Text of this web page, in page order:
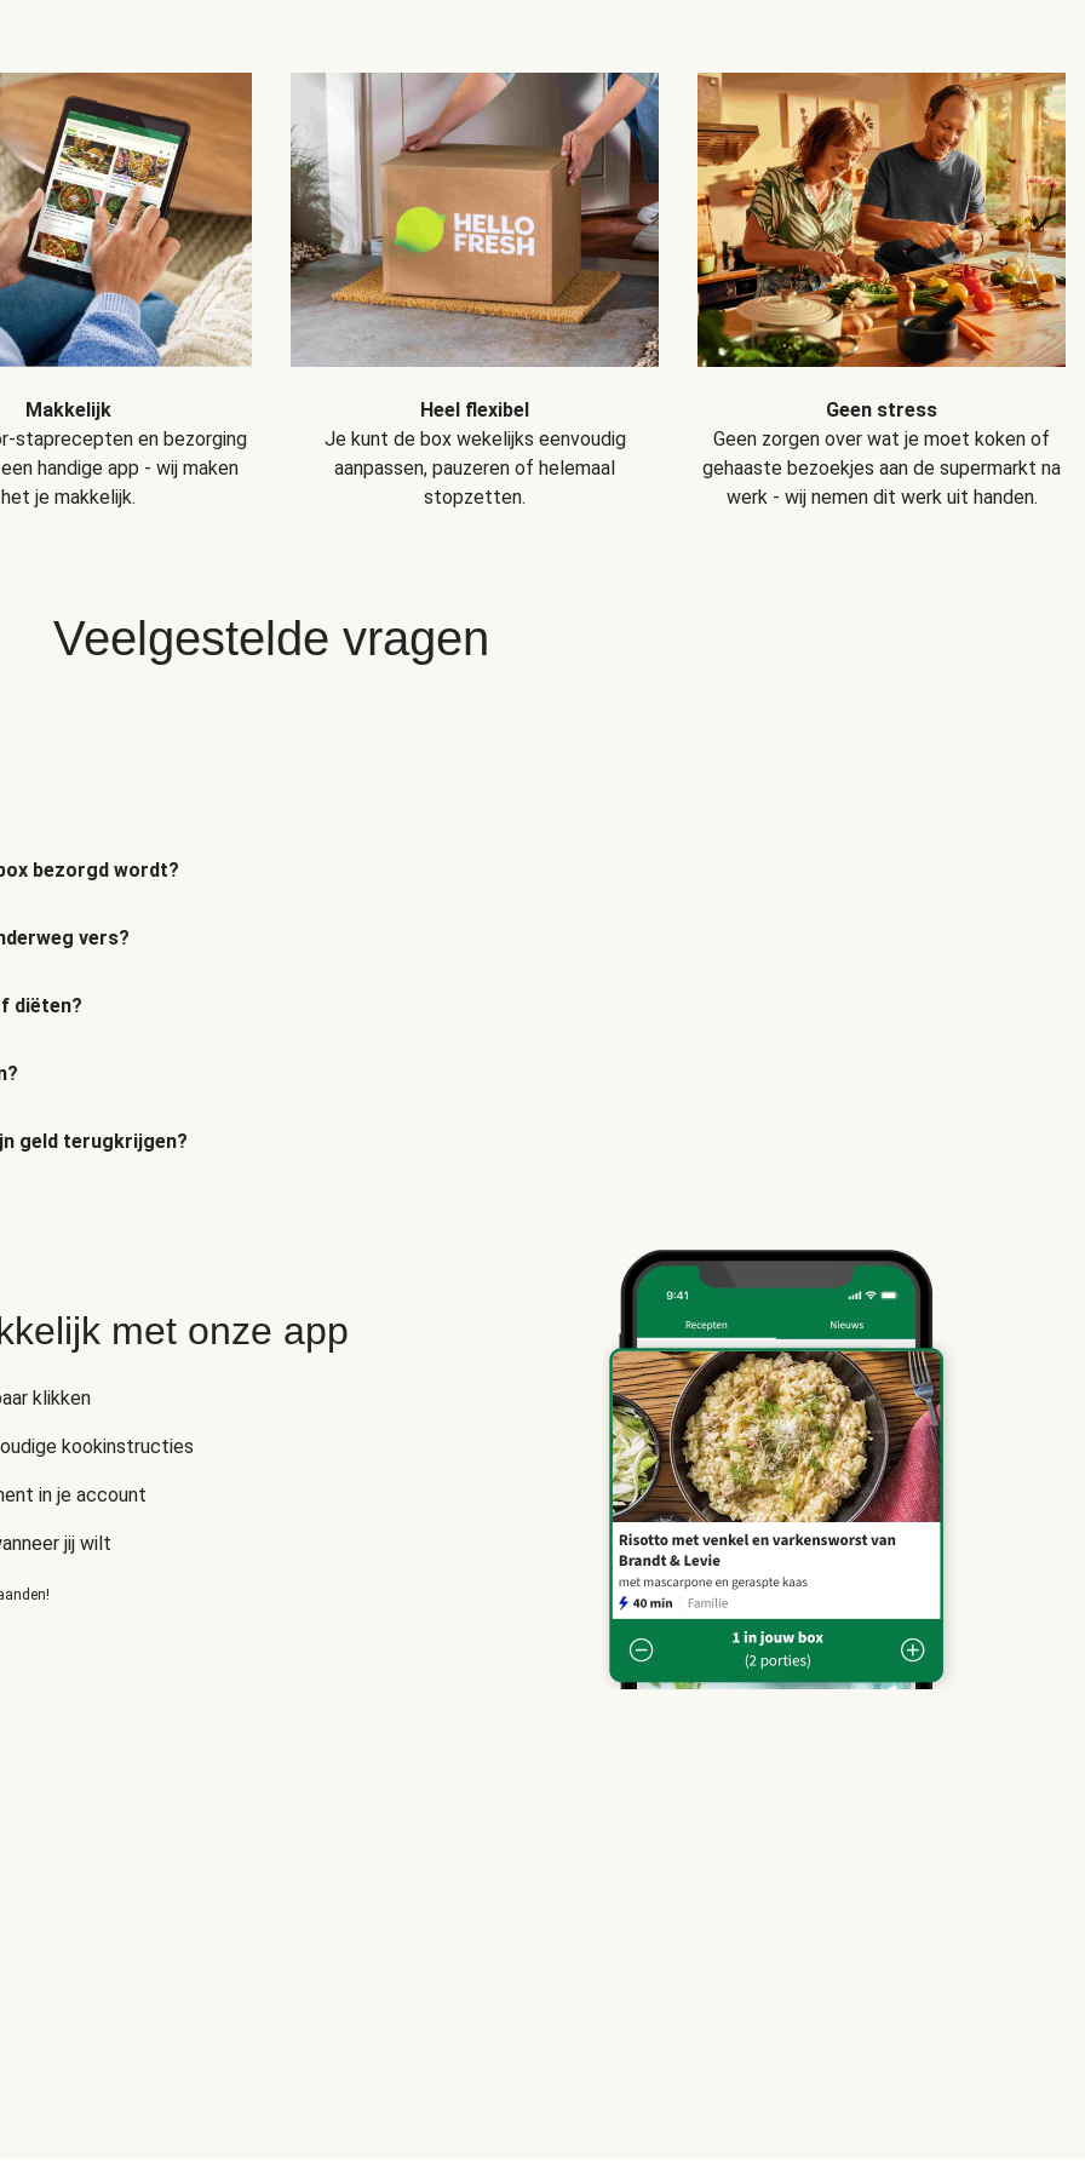
Makkelijk
staprecepten en bezorging
handige app - wij maken
het je makkelijk.
Heel flexibel
Je kunt de box wekelijks eenvoudig
aanpassen, pauzeren of helemaal
stopzetten.
Geen stress
Geen zorgen over wat je moet koken of
gehaaste bezoekjes aan de supermarkt na
werk - wij nemen dit werk uit handen.
Veelgestelde vragen
bezorgd wordt?
vers?
diëten?
geld terugkrijgen?
met onze app
klikken
kookinstructies
in je account
jij wilt